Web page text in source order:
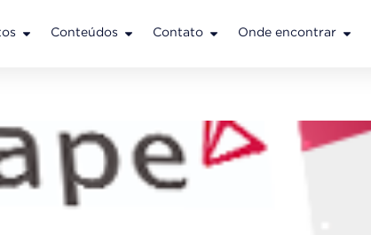
Conteúdos Contato Onde encontrar